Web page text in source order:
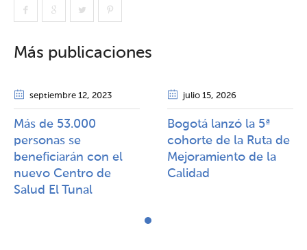
Más publicaciones
septiembre 12, 2023
Más de 53.000
personas se
beneficiarán con el
nuevo Centro de
Salud El Tunal
julio 15, 2026
Bogotá lanzó la 5ª
cohorte de la Ruta de
Mejoramiento de la
Calidad​​